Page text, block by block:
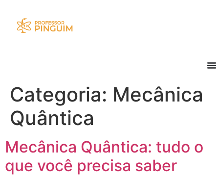
Categoria: Mecânica
Quântica
Mecânica Quântica: tudo o
que você precisa saber